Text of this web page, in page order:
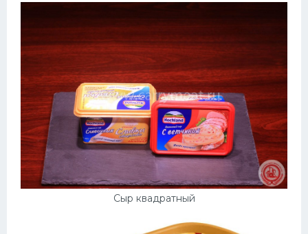
Сыр квадратный